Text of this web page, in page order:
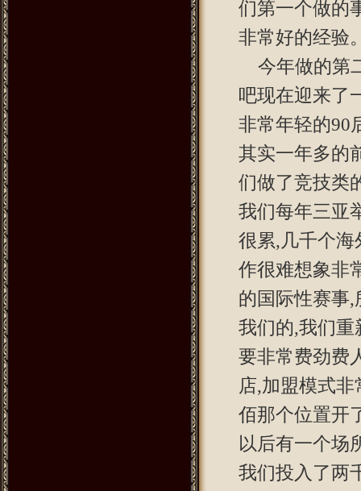
们第一个做的
非常好的经验
今年做的第
吧现在迎来了
非常年轻的90
其实一年多的
们做了竞技类
我们每年三亚
很累,几千个海
作很难想象非
的国际性赛事
我们的,我们重
要非常费劲费
店,加盟模式
佰那个位置开
以后有一个场
我们投入了两